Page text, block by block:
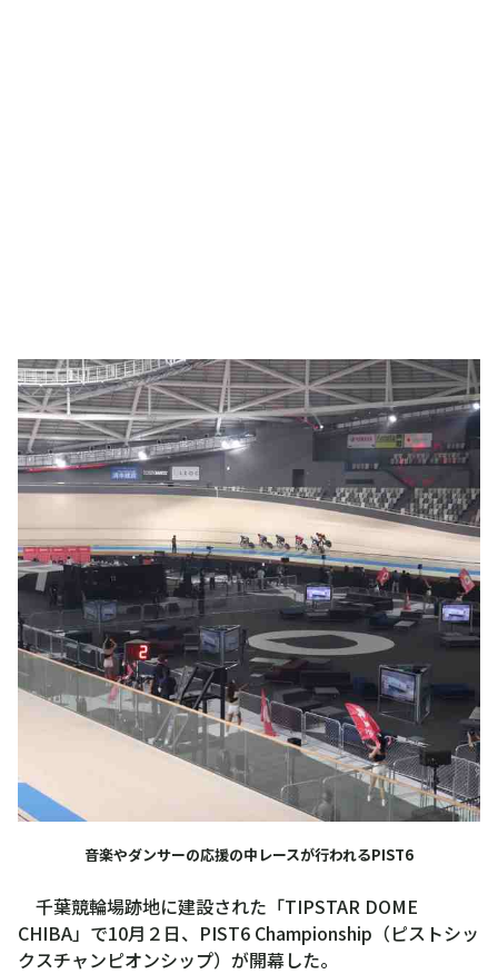
音楽やダンサーの応援の中レースが行われるPIST6
千葉競輪場跡地に建設された「TIPSTAR DOME
CHIBA」で10月２日、PIST6 Championship（ピストシッ
クスチャンピオンシップ）が開幕した。